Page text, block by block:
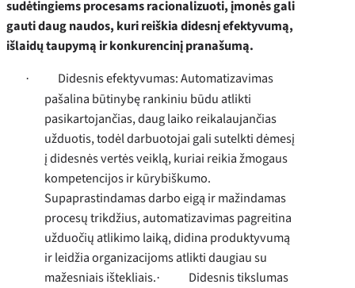
sudėtingiems procesams racionalizuoti, įmonės gali
gauti daug naudos, kuri reiškia didesnį efektyvumą,
išlaidų taupymą ir konkurencinį pranašumą.
·
Didesnis efektyvumas: Automatizavimas
pašalina būtinybę rankiniu būdu atlikti
pasikartojančias, daug laiko reikalaujančias
užduotis, todėl darbuotojai gali sutelkti dėmesį
į didesnės vertės veiklą, kuriai reikia žmogaus
kompetencijos ir kūrybiškumo.
Supaprastindamas darbo eigą ir mažindamas
procesų trikdžius, automatizavimas pagreitina
užduočių atlikimo laiką, didina produktyvumą
ir leidžia organizacijoms atlikti daugiau su
mažesniais ištekliais.·
Didesnis tikslumas